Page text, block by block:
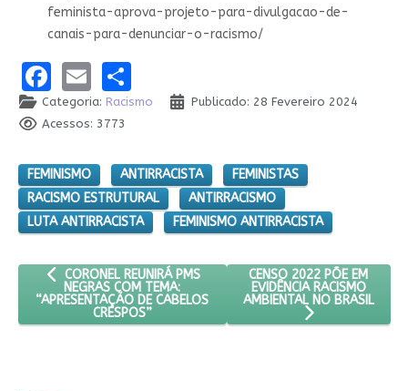
feminista-aprova-projeto-para-divulgacao-de-
canais-para-denunciar-o-racismo/
Facebook
EmailShare
Categoria: Racismo
Publicado: 28 Fevereiro 2024
Acessos: 3773
FEMINISMO ANTIRRACISTA
FEMINISTAS
RACISMO ESTRUTURAL
ANTIRRACISMO
LUTA ANTIRRACISTA
FEMINISMO ANTIRRACISTA
ARTIGO ANTERIOR: CORONEL REUNIRÁ PMS NEGRAS COM
CORONEL REUNIRÁ PMS
NEGRAS COM TEMA:
“APRESENTAÇÃO DE CABELOS
CRESPOS”
PRÓXIMO ARTIGO: CENSO
CENSO 2022 PÕE EM
EVIDÊNCIA RACISMO
AMBIENTAL NO BRASIL